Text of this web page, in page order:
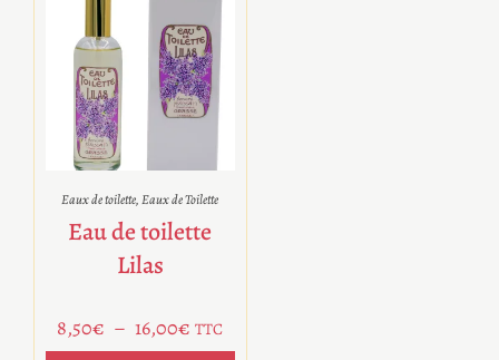
Eaux de toilette,Eaux de Toilette
Eau de toilette
Lilas
8,50€ – 16,00€ TTC